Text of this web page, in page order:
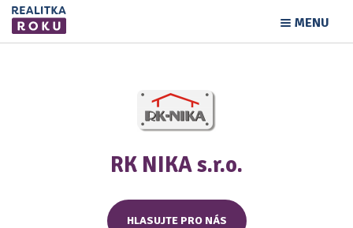
MENU
RK NIKA s.r.o.
HLASUJTE PRO NÁS